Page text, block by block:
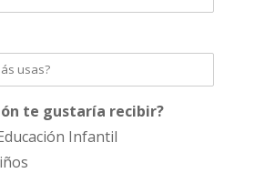
te gustaría recibir?
Infantil